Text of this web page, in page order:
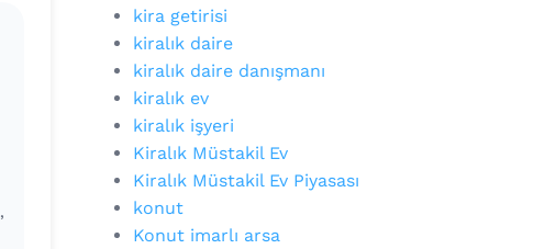
kira getirisi
kiralık daire
kiralık daire danışmanı
kiralık ev
kiralık işyeri
Kiralık Müstakil Ev
Kiralık Müstakil Ev Piyasası
konut
Konut imarlı arsa